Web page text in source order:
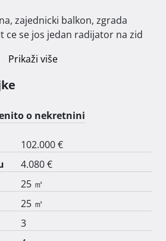
ce se jos jedan radijator na zid
Prikaži više
o nekretnini
102.000 €
4.080 €
25 ㎡
25 ㎡
3